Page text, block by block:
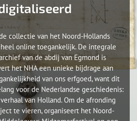
collectie van het Noord-Hollands
online toegankelijk. De integrale
van de abdij van Egmond is
het NHA een unieke bijdrage aan
van ons erfgoed, want dit
voor de Nederlandse geschiedenis:
van Holland. Om de afronding
te vieren, organiseert het Noord-